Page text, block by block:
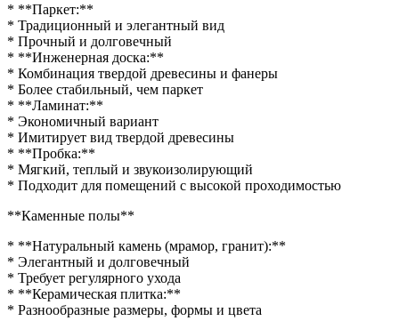
* **Паркет:**
* Традиционный и элегантный вид
* Прочный и долговечный
* **Инженерная доска:**
* Комбинация твердой древесины и фанеры
* Более стабильный, чем паркет
* **Ламинат:**
* Экономичный вариант
* Имитирует вид твердой древесины
* **Пробка:**
* Мягкий, теплый и звукоизолирующий
* Подходит для помещений с высокой проходимостью
**Каменные полы**
* **Натуральный камень (мрамор, гранит):**
* Элегантный и долговечный
* Требует регулярного ухода
* **Керамическая плитка:**
* Разнообразные размеры, формы и цвета